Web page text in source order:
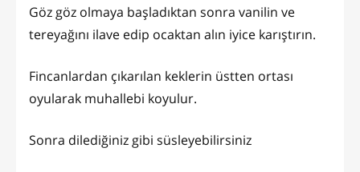
Göz göz olmaya başladıktan sonra vanilin ve
tereyağını ilave edip ocaktan alın iyice karıştırın.
Fincanlardan çıkarılan keklerin üstten ortası
oyularak muhallebi koyulur.
Sonra dilediğiniz gibi süsleyebilirsiniz